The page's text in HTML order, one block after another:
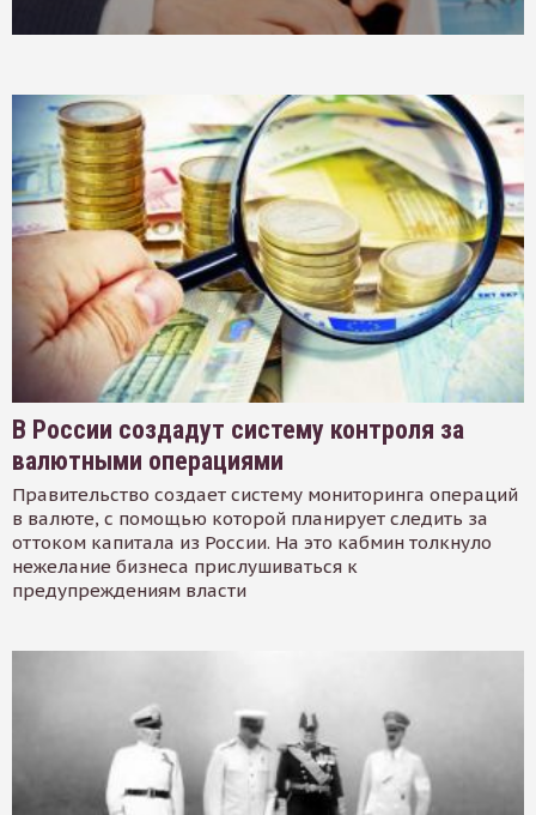
В России создадут систему контроля за
валютными операциями
Правительство создает систему мониторинга операций
в валюте, с помощью которой планирует следить за
оттоком капитала из России. На это кабмин толкнуло
нежелание бизнеса прислушиваться к
предупреждениям власти